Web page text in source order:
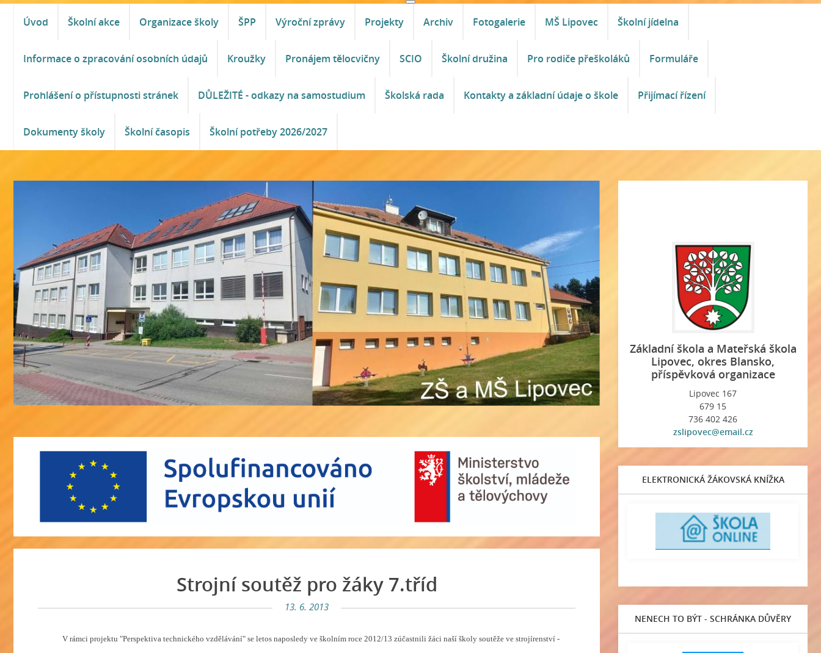
Úvod Školní akce Organizace školy ŠPP Výroční zprávy Projekty Archiv Fotogalerie MŠ Lipovec Školní jídelna
Informace o zpracování osobních údajů Kroužky Pronájem tělocvičny SCIO Školní družina Pro rodiče přeškoláků Formuláře
Prohlášení o přístupnosti stránek DŮLEŽITÉ - odkazy na samostudium Školská rada Kontakty a základní údaje o škole Přijímací řízení
Dokumenty školy Školní časopis Školní potřeby 2026/2027
Strojní soutěž pro žáky 7.tříd
13. 6. 2013
V rámci projektu "Perspektiva technického vzdělávání" se letos naposledy ve školním roce 2012/13 zúčastnili žáci naší školy soutěže ve strojírenství -
Základní škola a Mateřská škola
Lipovec, okres Blansko,
příspěvková organizace
Lipovec 167
679 15
736 402 426
zslipovec@email.cz
ELEKTRONICKÁ ŽÁKOVSKÁ KNÍŽKA
NENECH TO BÝT - SCHRÁNKA DŮVĚRY